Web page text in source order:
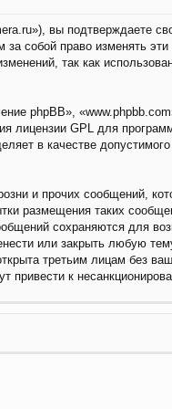
вы подтверждаете
собой право изменять
так как
phpBB»,
лицензии GPL для
в качестве
и прочих сообщений,
размещения таких
сохраняются для
или закрыть любую
третьим лицам без
привести к